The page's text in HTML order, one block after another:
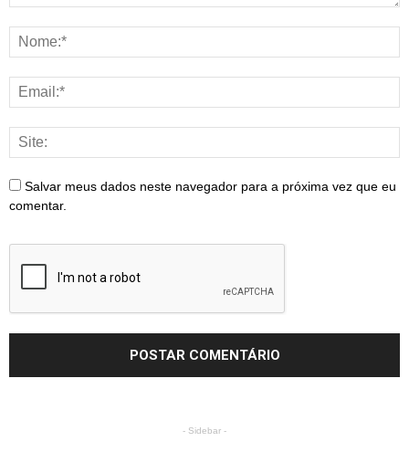
Salvar meus dados neste navegador para a próxima vez que eu
comentar.
- Sidebar -